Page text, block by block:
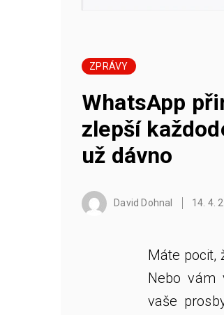
ZPRÁVY
WhatsApp
zlepší
už dávno
David Dohnal 14. 4.
Máte pocit,
Nebo vám
vaše